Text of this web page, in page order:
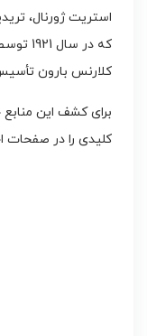
استریت ژورنال،
که در
کلارنس بارون
برای کشف این
کلیدی را در صفحات